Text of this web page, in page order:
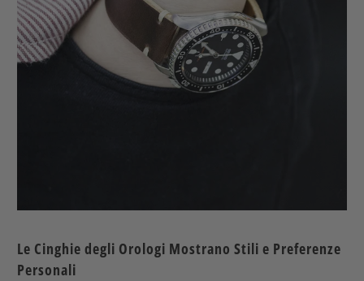
Le Cinghie degli Orologi Mostrano Stili e Preferenze
Personali